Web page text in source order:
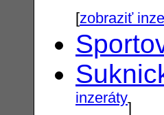
[zobraziť
inzeráty]